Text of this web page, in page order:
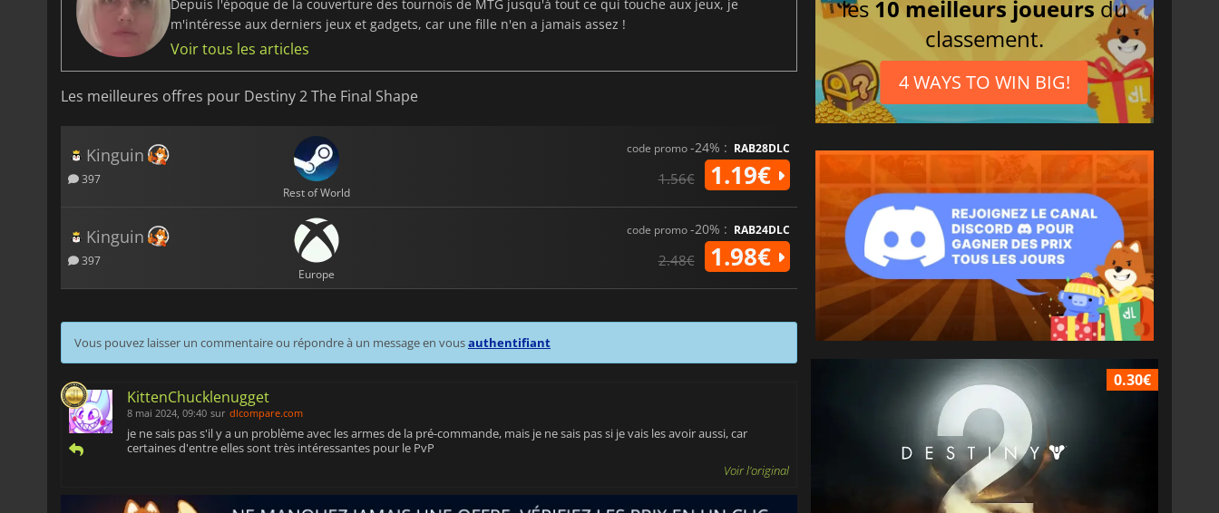
Depuis l'époque de la couverture des tournois de MTG jusqu'à tout ce qui touche aux jeux, je
m'intéresse aux derniers jeux et gadgets, car une fille n'en a jamais assez !
Voir tous les articles
Les meilleures offres pour Destiny 2 The Final Shape
Kinguin
397
Rest of World
code promo-24% : RAB28DLC
1.56€ 1.19€
Kinguin
397
Europe
code promo-20% : RAB24DLC
2.48€ 1.98€
Vous pouvez laisser un commentaire ou répondre à un message en vousauthentifiant
KittenChucklenugget
8 mai 2024, 09:40 sur dlcompare.com
je ne sais pas s'il y a un problème avec les armes de la pré-commande, mais je ne sais pas si je vais les avoir aussi, car
certaines d'entre elles sont très intéressantes pour le PvP
Voir l'original
les 10 meilleurs joueurs du
classement.
4 WAYS TO WIN BIG!
0.30€